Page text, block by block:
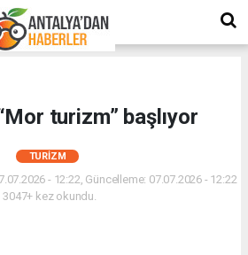
turizm” başlıyor
TURIZM
- 12:22, Güncelleme: 07.07.2026 - 12:22
3047+ kez okundu.